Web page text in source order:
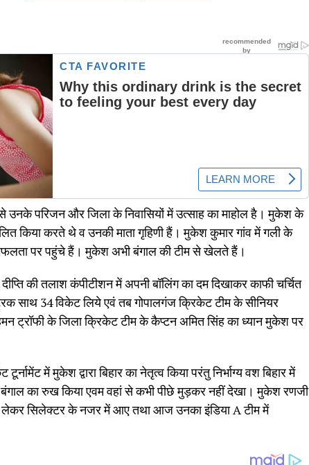
उनके परिजन और जिला के निवासियों में उत्साह का माहोल है। मुकेश के
किया करते थे व उनकी माता गृहिणी हैं। मुकेश कुमार गांव में गली के
पर पहुंचे हैं। मुकेश अभी बंगाल की टीम से खेलते हैं।
की तलाश कंपीटीशन में अपनी बॉलिंग का दम दिखाकर काफी चर्चित
साथ 34 विकेट लिये एवं तब गोपालगंज क्रिकेट टीम के सीनियर
ट्रॉफी के जिला क्रिकेट टीम के कैप्टन अमित सिंह का ध्यान मुकेश पर
में मुकेश द्वारा बिहार का नेतृत्व किया परंतु निर्भाग्य वश बिहार में
का रुख किया एवम वहां से कभी पीछे मुड़कर नहीं देखा। मुकेश रणजी
सिलेक्टर के नजर में आए तथा आज उनका इंडिया A टीम में